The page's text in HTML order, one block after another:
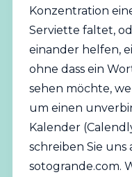
Konzentration
Serviette faltet,
einander helfen,
ohne dass ein
sehen möchte,
um einen
Kalender (
schreiben Sie uns
sotogrande.com.